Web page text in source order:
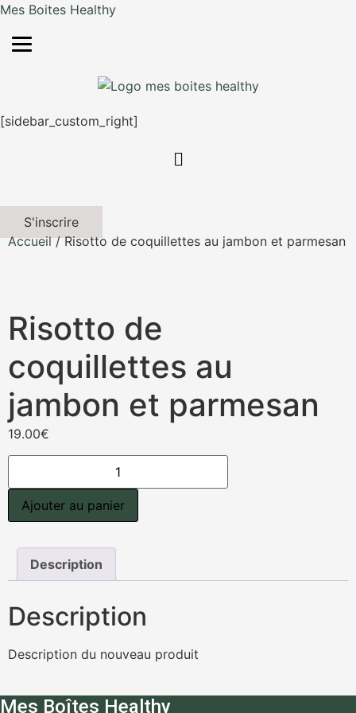
Mes Boites Healthy
[sidebar_custom_right]
S'inscrire
Accueil/ Risotto de coquillettes au jambon et parmesan
Risotto de
coquillettes au
jambon et parmesan
19.00€
quantité
Risotto
coquillettes
au
et
parmesan
Ajouter au panier
Description
Description
Description du nouveau produit
Mes Boîtes Healthy